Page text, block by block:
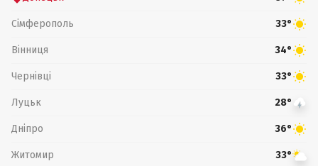
Сімферополь 33°
Вінниця 34°
Чернівці 33°
Луцьк 28°
Дніпро 36°
Житомир 33°